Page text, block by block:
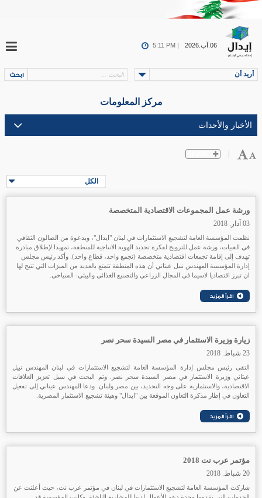
06.آب.2026 5:11 PM |
أريد أن
مركز المعلومات
الكل
ورشة عمل المجموعات الاقتصادية المتخصصة
03 آذار. 2018
نظمت المؤسسة العامة لتشجيع الاستثمارات في لبنان "ايدال"، وبدعوة من الصالون الثقافي
في القبيات، ورشة عمل للترويج لفكرة تحديد الهوية الانتاجية للمنطقة، تمهيدا لإطلاق مبادرة
تهدف إلى إقامة تجمعات اقتصادية متخصصة (تجمع واحد، قطاع واحد). وأكد رئيس مجلس
إدارة المؤسسة المهندس نبيل عيتاني أن هذه المنطقة تتمتع بالعديد من الميزات التي تتيح لها
ان تبرز اقتصاديا لاسيما في المجال الزراعي والتصنيع الغذائي والبيئي- السياحي.
زيارة وزيرة الاستثمار في مصر السيدة سحر نصر
23 شباط. 2018
التقى رئيس مجلس إدارة المؤسسة العامة لتشجيع الاستثمارات في لبنان المهندس نبيل
عيتاني وزيرة الاستثمار في مصر السيدة سحر نصر. وتم البحث في سبل تعزيز العلاقات
الاقتصادية، والاستثمارية على وجه التحديد، بين مصر ولبنان. ودعا المهندس عيتاني إلى تفعيل
التعاون في إطار مذكرة التعاون الموقعة بين "ايدال" وهيئة تشجيع الاستثمار المصرية.
مؤتمر عرب نت 2018
20 شباط. 2018
شاركت المؤسسة العامة لتشجيع الاستثمارات في لبنان في مؤتمر عرب نت، حيث أعلنت عن